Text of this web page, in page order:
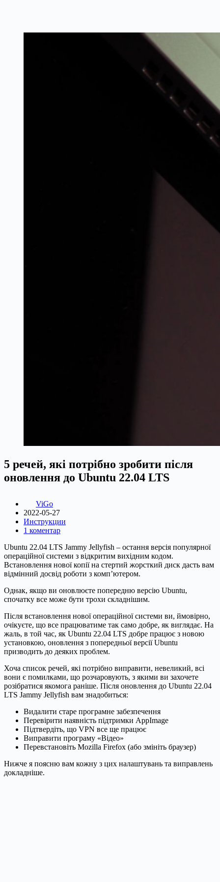
5 речей, які потрібно зробити після
оновлення до Ubuntu 22.04 LTS
ViGo
2022-05-27
Инструкции
1 коментар
Ubuntu 22.04 LTS Jammy Jellyfish – остання версія популярної
операційної системи з відкритим вихідним кодом.
Встановлення нової копії на стертий жорсткий диск дасть вам
відмінний досвід роботи з комп’ютером.
Однак, якщо ви оновлюєте попередню версію Ubuntu,
спочатку все може бути трохи складнішим.
Після встановлення нової операційної системи ви, ймовірно,
очікуєте, що все працюватиме так само добре, як виглядає. На
жаль, в той час, як Ubuntu 22.04 LTS добре працює з новою
установкою, оновлення з попередньої версії Ubuntu
призводить до деяких проблем.
Хоча список речей, які потрібно виправити, невеликий, всі
вони є помилками, що розчаровують, з якими ви захочете
розібратися якомога раніше. Після оновлення до Ubuntu 22.04
LTS Jammy Jellyfish вам знадобиться:
Видалити старе програмне забезпечення
Перевірити наявність підтримки AppImage
Підтвердіть, що VPN все ще працює
Виправити програму «Відео»
Перевстановіть Mozilla Firefox (або змініть браузер)
Нижче я поясню вам кожну з цих налаштувань та виправлень
докладніше.